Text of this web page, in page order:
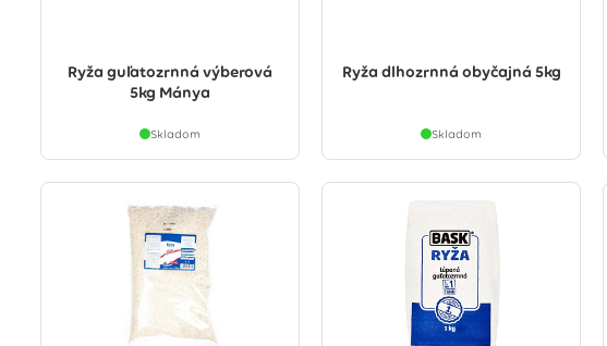
Ryža guľatozrnná výberová
5kg Mánya
Skladom
Ryža dlhozrnná obyčajná 5kg
Skladom